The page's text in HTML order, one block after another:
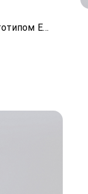
Кожаные кеды с логотипом Esplar